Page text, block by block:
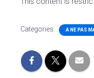
Categories: A NE PAS